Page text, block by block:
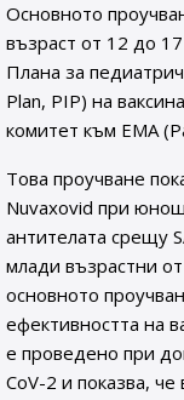
Основното
възраст от 12 до
Плана за
Plan, PIP) на
комитет към EMA
Това проучване
Nuvaxovid при
антителата срещу
млади възрастни
основното
ефективността на
е проведено при
CoV-2 и показва,